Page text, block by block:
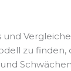
zu finden,